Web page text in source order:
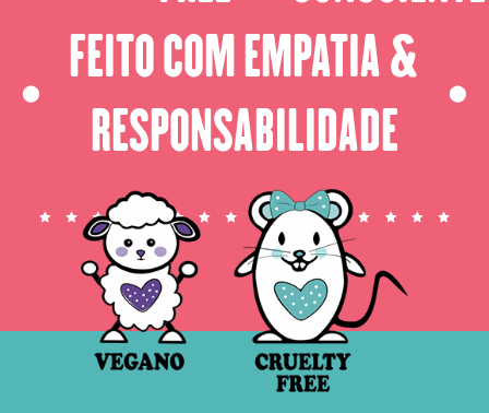
⬤
FEITO COM EMPATIA &
RESPONSABILIDADE
⬤